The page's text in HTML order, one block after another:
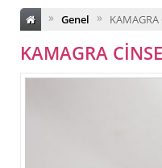
» Genel » KAMAGRA
KAMAGRA